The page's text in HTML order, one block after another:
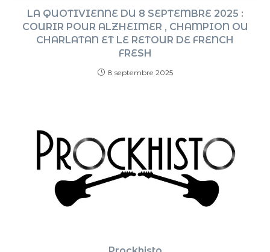
LA QUOTIVIENNE DU 8 SEPTEMBRE 2025 :
COURIR POUR ALZHEIMER , CHAMPION OU
CHARLATAN ET LE RETOUR DE FRENCH
FRESH
8 septembre 2025